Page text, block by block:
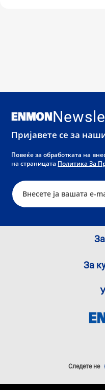
Пријавете се за
Повеќе за обработката на
на страницата Политика За
За
Следете не